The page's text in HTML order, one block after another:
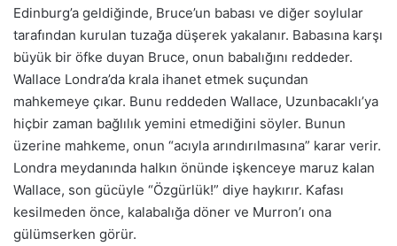
Edinburg’a geldiğinde, Bruce’un babası ve diğer soylular
tarafından kurulan tuzağa düşerek yakalanır. Babasına karşı
büyük bir öfke duyan Bruce, onun babalığını reddeder.
Wallace Londra’da krala ihanet etmek suçundan
mahkemeye çıkar. Bunu reddeden Wallace, Uzunbacaklı’ya
hiçbir zaman bağlılık yemini etmediğini söyler. Bunun
üzerine mahkeme, onun “acıyla arındırılmasına” karar verir.
Londra meydanında halkın önünde işkenceye maruz kalan
Wallace, son gücüyle “Özgürlük!” diye haykırır. Kafası
kesilmeden önce, kalabalığa döner ve Murron’ı ona
gülümserken görür.